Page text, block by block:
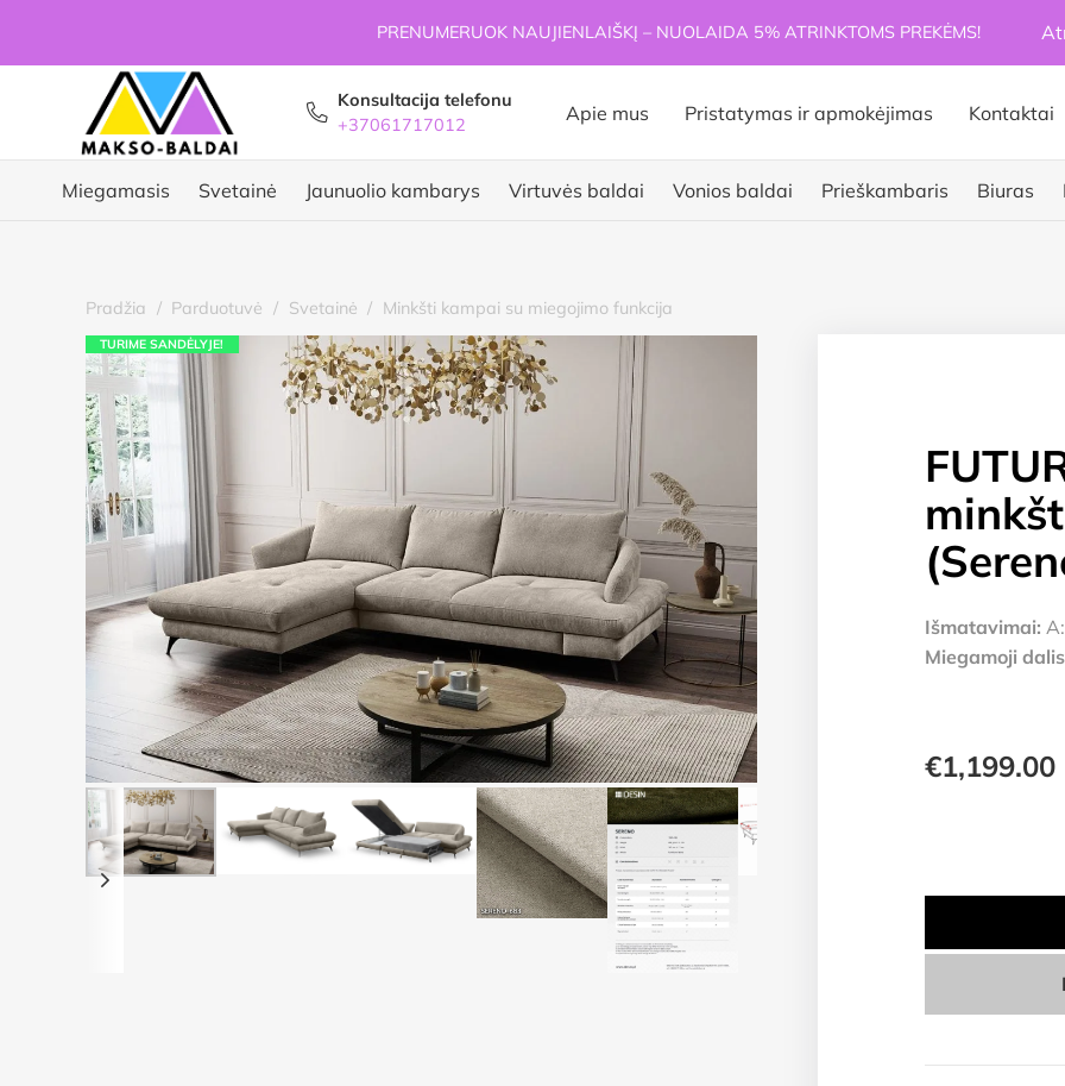
PRENUMERUOK NAUJIENLAIŠKĮ – NUOLAIDA 5% ATRINKTOMS PREKĖMS!
Konsultacija telefonu
+37061717012
Apie mus Pristatymas ir apmokėjimas Kontaktai
Miegamasis Svetainė Jaunuolio kambarys Virtuvės baldai Vonios baldai Prieškambaris Biuras
Pradžia / Parduotuvė / Svetainė / Minkšti kampai su miegojimo funkcija
TURIME SANDĖLYJE!
Išmatavimai:
Miegamoji
€1,199.00